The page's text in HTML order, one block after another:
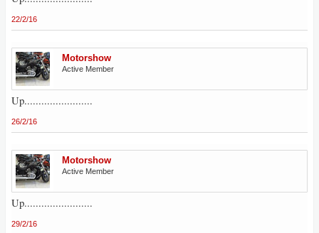
22/2/16
Motorshow
Active Member
Up........................
26/2/16
Motorshow
Active Member
Up........................
29/2/16